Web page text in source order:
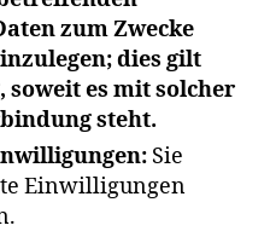
zum Zwecke
dies gilt
es mit solcher
steht.
Sie
Einwilligungen